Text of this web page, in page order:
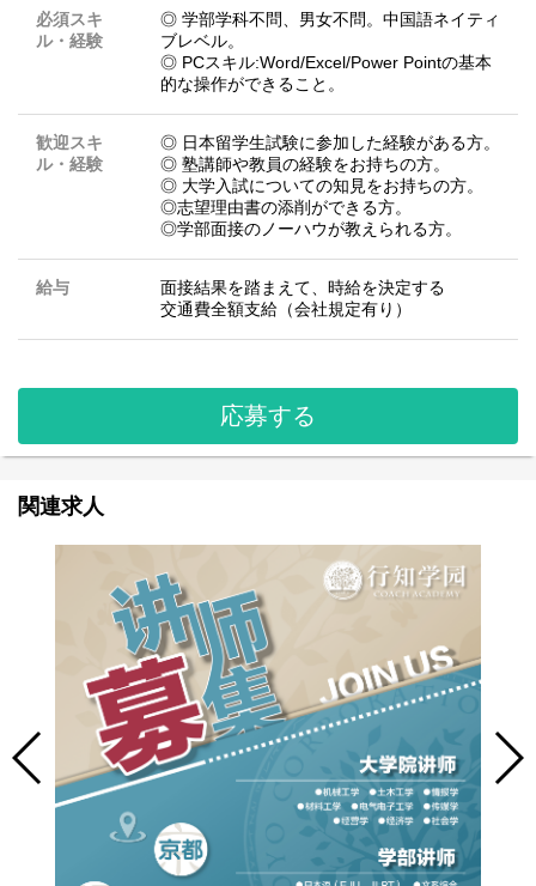
必須スキ
ル・経験
◎ 学部学科不問、男女不問。中国語ネイティ
ブレベル。
◎ PCスキル:Word/Excel/Power Pointの基本
的な操作ができること。
歓迎スキ
ル・経験
◎ 日本留学生試験に参加した経験がある方。
◎ 塾講師や教員の経験をお持ちの方。
◎ 大学入試についての知見をお持ちの方。
◎志望理由書の添削ができる方。
◎学部面接のノーハウが教えられる方。
給与
面接結果を踏まえて、時給を決定する
交通費全額支給（会社規定有り）
応募する
関連求人